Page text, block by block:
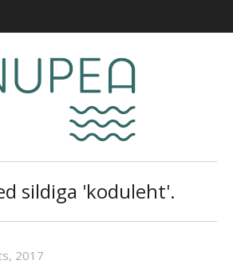
sildiga 'koduleht'.
2017